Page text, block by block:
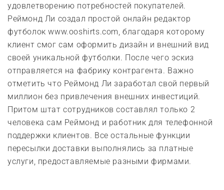
удовлетворению потребностей покупателей.
Реймонд Ли создал простой онлайн редактор
футболок www.ooshirts.com, благодаря которому
клиент смог сам оформить дизайн и внешний вид
своей уникальной футболки. После чего эскиз
отправляется на фабрику контрагента. Важно
отметить что Реймонд Ли заработал свой первый
миллион без привлечения внешних инвестиций.
Притом штат сотрудников составлял только 2
человека сам Реймонд и работник для телефонной
поддержки клиентов. Все остальные функции
пересылки доставки выполнялись за платные
услуги, предоставляемые разными фирмами.